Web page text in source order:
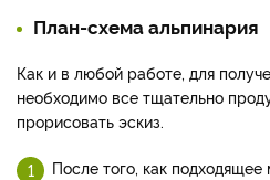
План-схема альпинария
Как и в любой работе, для
необходимо все тщательно
прорисовать эскиз.
После того, как